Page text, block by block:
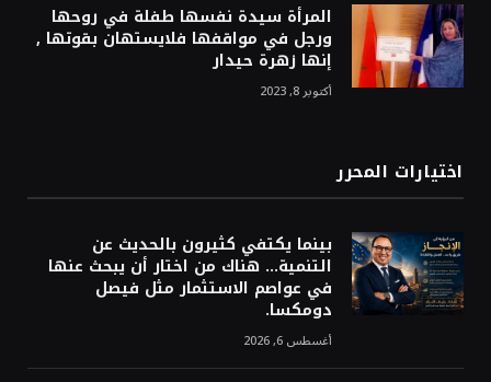
المرأة سيدة نفسها طفلة في روحها
ورجل في مواقفها فلايستهان بقوتها ,
إنها زهرة حيدار
أكتوبر 8, 2023
اختيارات المحرر
بينما يكتفي كثيرون بالحديث عن
التنمية… هناك من اختار أن يبحث عنها
في عواصم الاستثمار مثل فيصل
دومكسا.
أغسطس 6, 2026